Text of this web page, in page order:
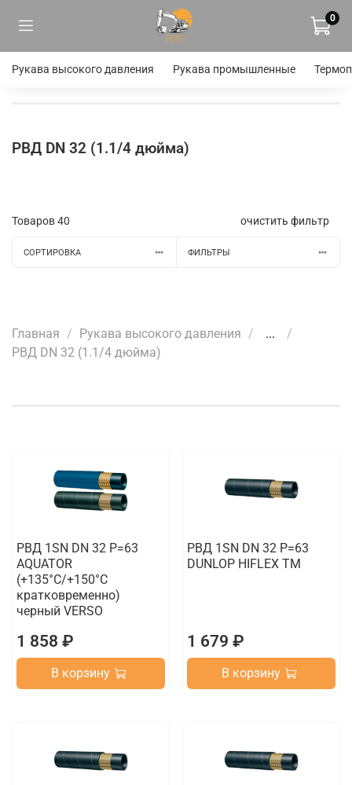
0
Рукава высокого давления Рукава промышленные
РВД DN 32 (1.1/4 дюйма)
Товаров40 очистить фильтр
СОРТИРОВКА ФИЛЬТРЫ
Главная Рукава высокого давления
...
РВД DN 32 (1.1/4 дюйма)
РВД 1SN DN 32 P=63
AQUATOR
(+135°C/+150°C
кратковременно)
черный VERSO
1 858 ₽
В корзину
РВД 1SN DN 32 P=63
DUNLOP HIFLEX TM
1 679 ₽
В корзину